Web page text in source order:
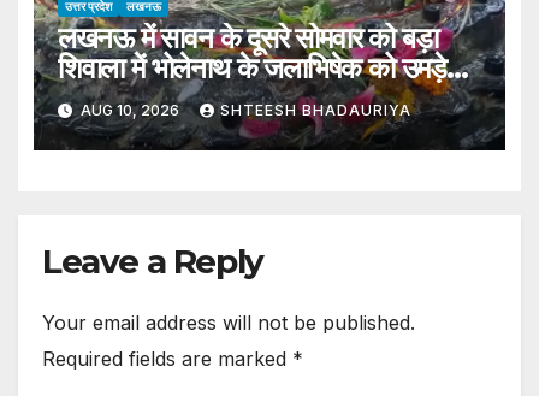
उत्तर प्रदेश लखनऊ
लखनऊ में सावन के दूसरे सोमवार को बड़ा
शिवाला में भोलेनाथ के जलाभिषेक को उमड़े
श्रद्धालु
AUG 10, 2026 SHTEESH BHADAURIYA
Leave a Reply
Your email address will not be published.
Required fields are marked *